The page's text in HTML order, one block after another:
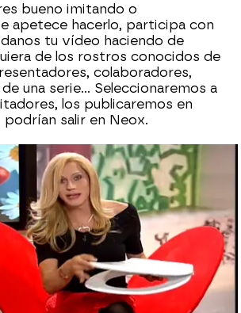
bueno imitando o
apetece hacerlo, participa con
tu vídeo haciendo de
de los rostros conocidos de
colaboradores,
una serie... Seleccionaremos a
los publicaremos en
salir en Neox.
enero de 2018, 20:33